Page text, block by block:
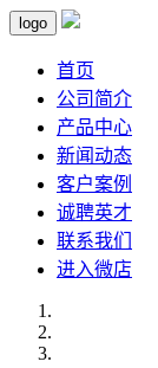
logo
首页
公司简介
产品中心
新闻动态
客户案例
诚聘英才
联系我们
进入微店